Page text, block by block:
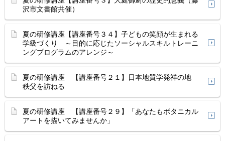
沢市文書館共催）
夏の研修講座【講座番号３４】子どもの笑顔が生まれる
学級づくり ～目的に応じたソーシャルスキルトレーニ
ングプログラムのアレンジ～
夏の研修講座 【講座番号２１】日本地質学発祥の地
秩父を訪ねる
夏の研修講座 【講座番号２９】「あなたもボタニカル
アートを描いてみませんか」